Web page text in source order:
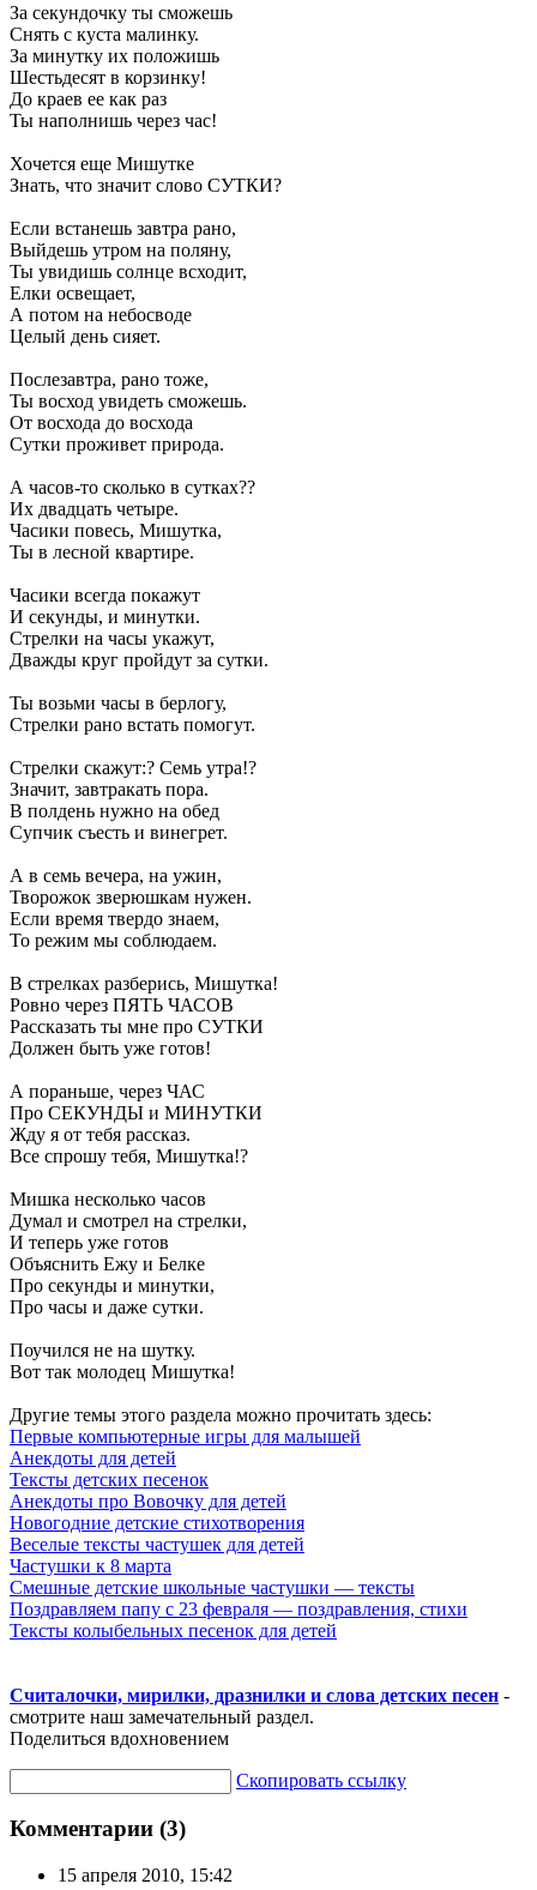
За секундочку ты сможешь
Снять с куста малинку.
За минутку их положишь
Шестьдесят в корзинку!
До краев ее как раз
Ты наполнишь через час!
Хочется еще Мишутке
Знать, что значит слово СУТКИ?
Если встанешь завтра рано,
Выйдешь утром на поляну,
Ты увидишь солнце всходит,
Елки освещает,
А потом на небосводе
Целый день сияет.
Послезавтра, рано тоже,
Ты восход увидеть сможешь.
От восхода до восхода
Сутки проживет природа.
А часов-то сколько в сутках??
Их двадцать четыре.
Часики повесь, Мишутка,
Ты в лесной квартире.
Часики всегда покажут
И секунды, и минутки.
Стрелки на часы укажут,
Дважды круг пройдут за сутки.
Ты возьми часы в берлогу,
Стрелки рано встать помогут.
Стрелки скажут:? Семь утра!?
Значит, завтракать пора.
В полдень нужно на обед
Супчик съесть и винегрет.
А в семь вечера, на ужин,
Творожок зверюшкам нужен.
Если время твердо знаем,
То режим мы соблюдаем.
В стрелках разберись, Мишутка!
Ровно через ПЯТЬ ЧАСОВ
Рассказать ты мне про СУТКИ
Должен быть уже готов!
А пораньше, через ЧАС
Про СЕКУНДЫ и МИНУТКИ
Жду я от тебя рассказ.
Все спрошу тебя, Мишутка!?
Мишка несколько часов
Думал и смотрел на стрелки,
И теперь уже готов
Объяснить Ежу и Белке
Про секунды и минутки,
Про часы и даже сутки.
Поучился не на шутку.
Вот так молодец Мишутка!
Другие темы этого раздела можно прочитать здесь:
Первые компьютерные игры для малышей
Анекдоты для детей
Тексты детских песенок
Анекдоты про Вовочку для детей
Новогодние детские стихотворения
Веселые тексты частушек для детей
Частушки к 8 марта
Смешные детские школьные частушки — тексты
Поздравляем папу с 23 февраля — поздравления, стихи
Тексты колыбельных песенок для детей
Считалочки, мирилки, дразнилки и слова детских песен -
смотрите наш замечательный раздел.
Поделиться вдохновением
Скопировать ссылку
Комментарии (3)
15 апреля 2010, 15:42